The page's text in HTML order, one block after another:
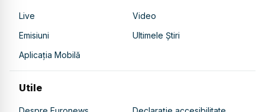
Live
Video
Emisiuni
Ultimele Știri
Aplicația Mobilă
Utile